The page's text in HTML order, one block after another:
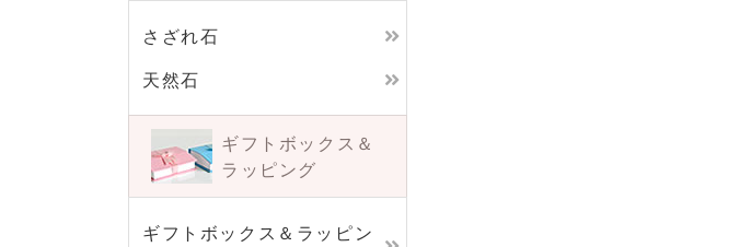
さざれ石
天然石
ギフトボックス＆
ラッピング
ギフトボックス＆ラッピン